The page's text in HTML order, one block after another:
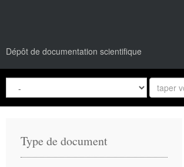
Dépôt de documentation scientifique
Type de document